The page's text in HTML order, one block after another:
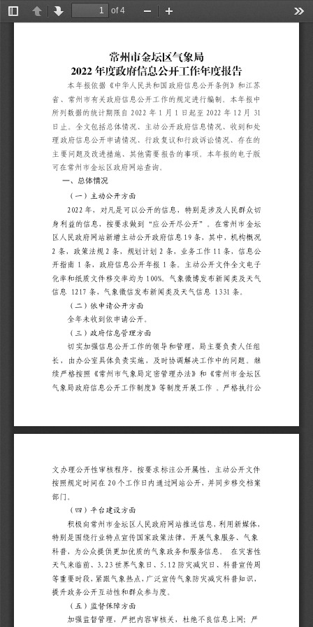
TogglePreviousNext
of 4
Zoom
本年报依据《中华人民共和国政府信息公开条例》和江苏
省、常州市有关政府信息公开工作的规定进行编制。本年报中
所列数据的统计期限自 2022 年 1 月 1 日起至 2022 年 12 月 31
日止。全文包括总体情况、主动公开政府信息情况、收到和处
理政府信息公开申请情况、行政复议和行政诉讼情况、存在的
主要问题及改进措施、其他需要报告的事项。本年报的电子版
可在常州市金坛区政府网站查询。
一、总体情况
（一）主动公开方面
2022 年，对凡是可以公开的信息，特别是涉及人民群众切
身利益的信息，按要求做到“应公开尽公开”。在常州市金坛
区人民政府网站新增主动公开政府信息 19 条，其中，机构概况
2 条，政策法规 2 条，规划计划 2 条，业务工作 11 条，信息公
开指南 1 条，政府信息公开年报 1 条。 主动公开文件全文电子
化率和纸质文件移交率均为 100%。气象微博发布新闻类及天气
信息
1217 条，气象微信发布新闻类及天气信息 1331 条。
（二）依申请公开方面
全年未收到依申请公开。
（三）政府信息管理方面
切实加强信息公开工作的领导和管理，局主要负责人任组
长，由办公室具体负责实施 ，及时协调解决工作中的问题。
继
续严格按照 《常州市气象局定密管理办法》 和 《常州市金坛区
气象局政府信息公开工作制度》 等制度开展工作 。严格执行公
文办理公开性审核程序，按要求标注公开属性，主动公开文件
按照规定时间在 20 个工作日内通过网站公开，并同步移交档案
部门。
（四）平台建设方面
积极向 常州市金坛区人民政府网站推送信息，利用新媒体，
特别是围绕行业特点宣传国家政策法律，开展气象服务、气象
科普，为公众提供更加优质的气象政务和服务信息。
在灾害性
天气来临前、3.23 世界气象日、 5.12 防灾减灾日、科普宣传周
等重要时段，紧跟气象热点，广泛宣传气象防灾减灾科普知识，
提升政务公开互动性和群众参与度。
（五）监督保障方面
加强监督管理，严把内容审核关，杜绝不良信息上网；严